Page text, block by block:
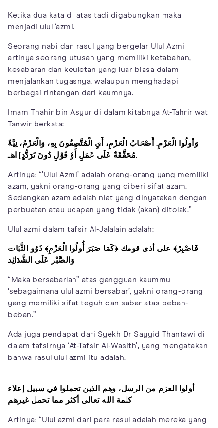
Ketika dua kata di atas tadi digabungkan maka
menjadi ulul ‘azmi.
Seorang nabi dan rasul yang bergelar Ulul Azmi
artinya seorang utusan yang memiliki ketabahan,
kesabaran dan keuletan yang luar biasa dalam
menjalankan tugasnya, walaupun menghadapi
berbagai rintangan dari kaumnya.
Imam Thahir bin Asyur di dalam kitabnya At-Tahrir wat
Tanwir berkata:
وَأولُوا الْعَزْمِ: أَصْحَابُ الْعَزْمِ، أَيِ الْمُتَّصِفُونَ بِهِ، وَالْعَزْمُ، نِيَّةٌ
مُحَقَّقَةٌ عَلَى عَمَلٍ أَوْ قَوْلٍ دُونَ تَرَدُّدٍ] اهـ.
Artinya: “’Ulul Azmi’ adalah orang-orang yang memiliki
azam, yakni orang-orang yang diberi sifat azam.
Sedangkan azam adalah niat yang dinyatakan dengan
perbuatan atau ucapan yang tidak (akan) ditolak.”
Ulul azmi dalam tafsir Al-Jalalain adalah:
فَاصْبِرْ﴾ على أذى قومك ﴿كَمَا صَبَرَ أُولُوا الْعَزْمِ﴾ ذَوُو الثَّبَات
وَالصَّبْر عَلَى الشَّدَائِد
“Maka bersabarlah” atas gangguan kaummu
‘sebagaimana ulul azmi bersabar’, yakni orang-orang
yang memiliki sifat teguh dan sabar atas beban-
beban.”
Ada juga pendapat dari Syekh Dr Sayyid Thantawi di
dalam tafsirnya ‘At-Tafsir Al-Wasith’, yang mengatakan
bahwa rasul ulul azmi itu adalah:
أولوا العزم من الرسل، وهم الذين تحملوا في سبيل إعلاء
كلمة الله تعالى أكثر مما تحمل غيرهم
Artinya: “Ulul azmi dari para rasul adalah mereka yang